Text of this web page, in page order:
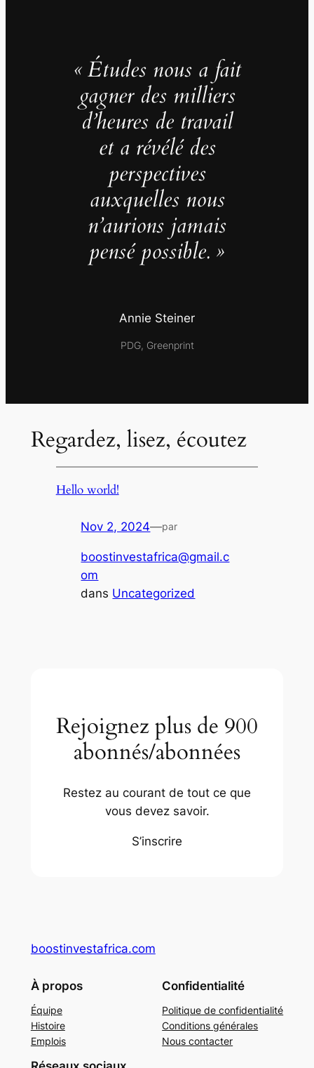
« Études nous a fait
gagner des milliers
d’heures de travail
et a révélé des
perspectives
auxquelles nous
n’aurions jamais
pensé possible. »
Annie Steiner
PDG, Greenprint
Regardez, lisez, écoutez
Hello world!
Nov 2, 2024—par
boostinvestafrica@gmail.c
om
dans Uncategorized
Rejoignez plus de 900
abonnés/abonnées
Restez au courant de tout ce que
vous devez savoir.
S’inscrire
boostinvestafrica.com
À propos
Équipe
Histoire
Emplois
Confidentialité
Politique de confidentialité
Conditions générales
Nous contacter